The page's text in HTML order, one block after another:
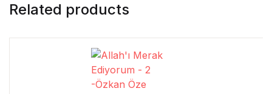
Related products